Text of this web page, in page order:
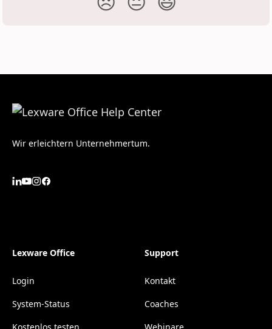
Wir erleichtern Unternehmertum.
Lexware Office
Login
System-Status
Support
Kontakt
Coaches